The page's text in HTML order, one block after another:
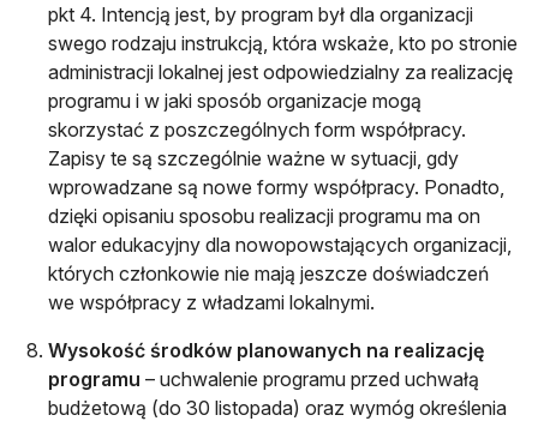
pkt 4. Intencją jest, by program był dla organizacji
swego rodzaju instrukcją, która wskaże, kto po stronie
administracji lokalnej jest odpowiedzialny za realizację
programu i w jaki sposób organizacje mogą
skorzystać z poszczególnych form współpracy.
Zapisy te są szczególnie ważne w sytuacji, gdy
wprowadzane są nowe formy współpracy. Ponadto,
dzięki opisaniu sposobu realizacji programu ma on
walor edukacyjny dla nowopowstających organizacji,
których członkowie nie mają jeszcze doświadczeń
we współpracy z władzami lokalnymi.
Wysokość środków planowanych na realizację
programu – uchwalenie programu przed uchwałą
budżetową (do 30 listopada) oraz wymóg określenia